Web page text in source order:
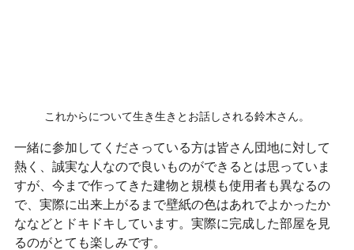
これからについて生き生きとお話しされる鈴木さん。
一緒に参加してくださっている方は皆さん団地に対して
熱く、誠実な人なので良いものができるとは思っていま
すが、今まで作ってきた建物と規模も使用者も異なるの
で、実際に出来上がるまで壁紙の色はあれでよかったか
ななどとドキドキしています。実際に完成した部屋を見
るのがとても楽しみです。